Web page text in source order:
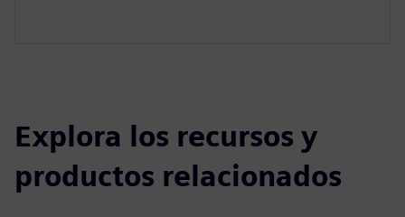
Explora los recursos y
productos relacionados